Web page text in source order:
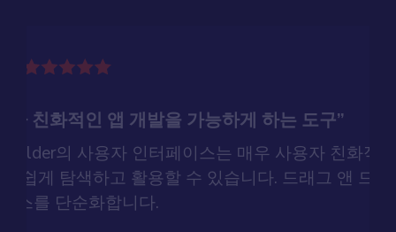
자 친화적인 앱 개발을 가능하게 하는 도구”
의 사용자 인터페이스는 매우 사용자 친화적
쉽게 탐색하고 활용할 수 있습니다. 드래그 앤 드
스를 단순화합니다.